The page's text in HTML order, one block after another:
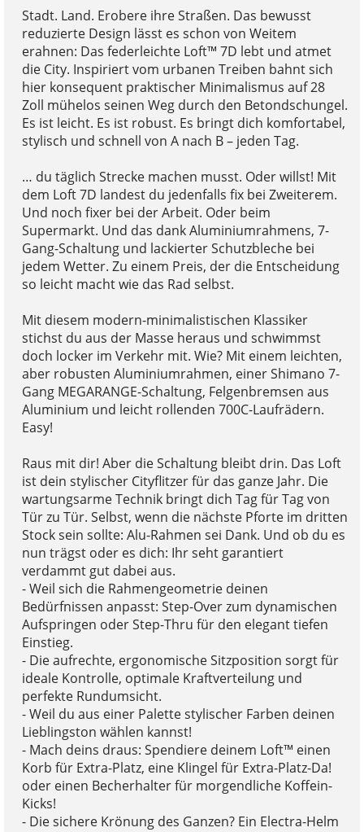
Stadt. Land. Erobere ihre Straßen. Das bewusst
reduzierte Design lässt es schon von Weitem
erahnen: Das federleichte Loft™ 7D lebt und atmet
die City. Inspiriert vom urbanen Treiben bahnt sich
hier konsequent praktischer Minimalismus auf 28
Zoll mühelos seinen Weg durch den Betondschungel.
Es ist leicht. Es ist robust. Es bringt dich komfortabel,
stylisch und schnell von A nach B – jeden Tag.
… du täglich Strecke machen musst. Oder willst! Mit
dem Loft 7D landest du jedenfalls fix bei Zweiterem.
Und noch fixer bei der Arbeit. Oder beim
Supermarkt. Und das dank Aluminiumrahmens, 7-
Gang-Schaltung und lackierter Schutzbleche bei
jedem Wetter. Zu einem Preis, der die Entscheidung
so leicht macht wie das Rad selbst.
Mit diesem modern-minimalistischen Klassiker
stichst du aus der Masse heraus und schwimmst
doch locker im Verkehr mit. Wie? Mit einem leichten,
aber robusten Aluminiumrahmen, einer Shimano 7-
Gang MEGARANGE-Schaltung, Felgenbremsen aus
Aluminium und leicht rollenden 700C-Laufrädern.
Easy!
Raus mit dir! Aber die Schaltung bleibt drin. Das Loft
ist dein stylischer Cityflitzer für das ganze Jahr. Die
wartungsarme Technik bringt dich Tag für Tag von
Tür zu Tür. Selbst, wenn die nächste Pforte im dritten
Stock sein sollte: Alu-Rahmen sei Dank. Und ob du es
nun trägst oder es dich: Ihr seht garantiert
verdammt gut dabei aus.
- Weil sich die Rahmengeometrie deinen
Bedürfnissen anpasst: Step-Over zum dynamischen
Aufspringen oder Step-Thru für den elegant tiefen
Einstieg.
- Die aufrechte, ergonomische Sitzposition sorgt für
ideale Kontrolle, optimale Kraftverteilung und
perfekte Rundumsicht.
- Weil du aus einer Palette stylischer Farben deinen
Lieblingston wählen kannst!
- Mach deins draus: Spendiere deinem Loft™ einen
Korb für Extra-Platz, eine Klingel für Extra-Platz-Da!
oder einen Becherhalter für morgendliche Koffein-
Kicks!
- Die sichere Krönung des Ganzen? Ein Electra-Helm